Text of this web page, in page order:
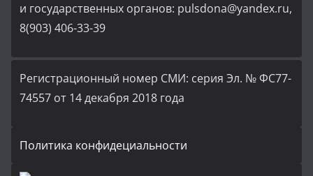
и государственных органов: pulsdona@yandex.ru,
8(903) 406-33-39
Регистрационный номер СМИ: серия Эл. № ФС77-
74557 от 14 декабря 2018 года
Политика конфидециальности